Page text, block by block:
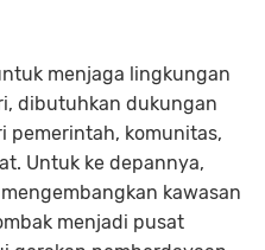
menjaga lingkungan
dibutuhkan dukungan
pemerintah, komunitas,
Untuk ke depannya,
kawasan
menjadi pusat